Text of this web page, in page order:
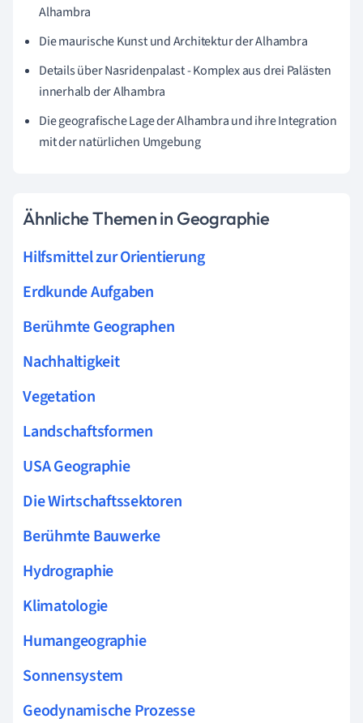
Alhambra
Die maurische Kunst und Architektur der Alhambra
Details über Nasridenpalast - Komplex aus drei Palästen
innerhalb der Alhambra
Die geografische Lage der Alhambra und ihre Integration
mit der natürlichen Umgebung
Ähnliche Themen in Geographie
Hilfsmittel zur Orientierung
Erdkunde Aufgaben
Berühmte Geographen
Nachhaltigkeit
Vegetation
Landschaftsformen
USA Geographie
Die Wirtschaftssektoren
Berühmte Bauwerke
Hydrographie
Klimatologie
Humangeographie
Sonnensystem
Geodynamische Prozesse